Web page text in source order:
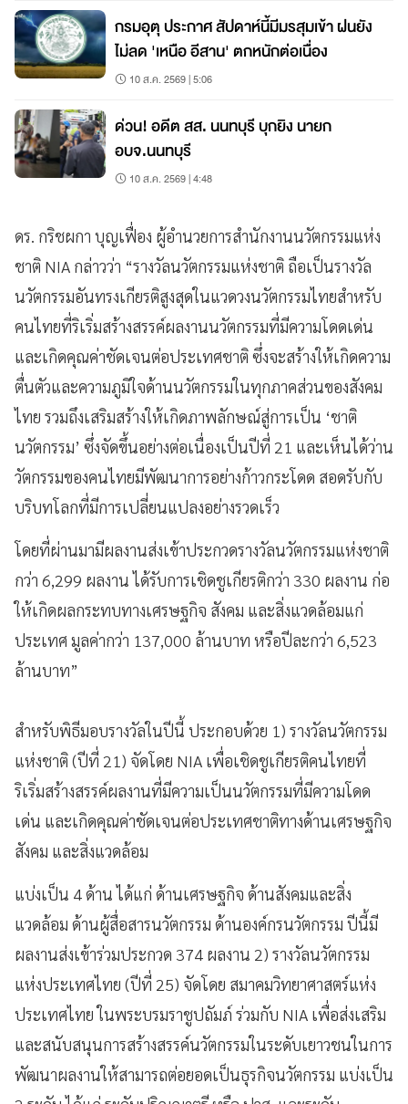
กรมอุตุ ประกาศ สัปดาห์นี้มีมรสุมเข้า ฝนยัง
ไม่ลด 'เหนือ อีสาน' ตกหนักต่อเนื่อง
10 ส.ค. 2569 | 5:06
ด่วน! อดีต สส. นนทบุรี บุกยิง นายก
อบจ.นนทบุรี
10 ส.ค. 2569 | 4:48
ดร. กริชผกา บุญเฟื่อง ผู้อำนวยการสำนักงานนวัตกรรมแห่ง
ชาติ NIA กล่าวว่า “รางวัลนวัตกรรมแห่งชาติ ถือเป็นรางวัล
นวัตกรรมอันทรงเกียรติสูงสุดในแวดวงนวัตกรรมไทยสำหรับ
คนไทยที่ริเริ่มสร้างสรรค์ผลงานนวัตกรรมที่มีความโดดเด่น
และเกิดคุณค่าชัดเจนต่อประเทศชาติ ซึ่งจะสร้างให้เกิดความ
ตื่นตัวและความภูมิใจด้านนวัตกรรมในทุกภาคส่วนของสังคม
ไทย รวมถึงเสริมสร้างให้เกิดภาพลักษณ์สู่การเป็น ‘ชาติ
นวัตกรรม’ ซึ่งจัดขึ้นอย่างต่อเนื่องเป็นปีที่ 21 และเห็นได้ว่าน
วัตกรรมของคนไทยมีพัฒนาการอย่างก้าวกระโดด สอดรับกับ
บริบทโลกที่มีการเปลี่ยนแปลงอย่างรวดเร็ว
โดยที่ผ่านมามีผลงานส่งเข้าประกวดรางวัลนวัตกรรมแห่งชาติ
กว่า 6,299 ผลงาน ได้รับการเชิดชูเกียรติกว่า 330 ผลงาน ก่อ
ให้เกิดผลกระทบทางเศรษฐกิจ สังคม และสิ่งแวดล้อมแก่
ประเทศ มูลค่ากว่า 137,000 ล้านบาท หรือปีละกว่า 6,523
ล้านบาท”
สำหรับพิธีมอบรางวัลในปีนี้ ประกอบด้วย 1) รางวัลนวัตกรรม
แห่งชาติ (ปีที่ 21) จัดโดย NIA เพื่อเชิดชูเกียรติคนไทยที่
ริเริ่มสร้างสรรค์ผลงานที่มีความเป็นนวัตกรรมที่มีความโดด
เด่น และเกิดคุณค่าชัดเจนต่อประเทศชาติทางด้านเศรษฐกิจ
สังคม และสิ่งแวดล้อม
แบ่งเป็น 4 ด้าน ได้แก่ ด้านเศรษฐกิจ ด้านสังคมและสิ่ง
แวดล้อม ด้านผู้สื่อสารนวัตกรรม ด้านองค์กรนวัตกรรม ปีนี้มี
ผลงานส่งเข้าร่วมประกวด 374 ผลงาน 2) รางวัลนวัตกรรม
แห่งประเทศไทย (ปีที่ 25) จัดโดย สมาคมวิทยาศาสตร์แห่ง
ประเทศไทย ในพระบรมราชูปถัมภ์ ร่วมกับ NIA เพื่อส่งเสริม
และสนับสนุนการสร้างสรรค์นวัตกรรมในระดับเยาวชนในการ
พัฒนาผลงานให้สามารถต่อยอดเป็นธุรกิจนวัตกรรม แบ่งเป็น